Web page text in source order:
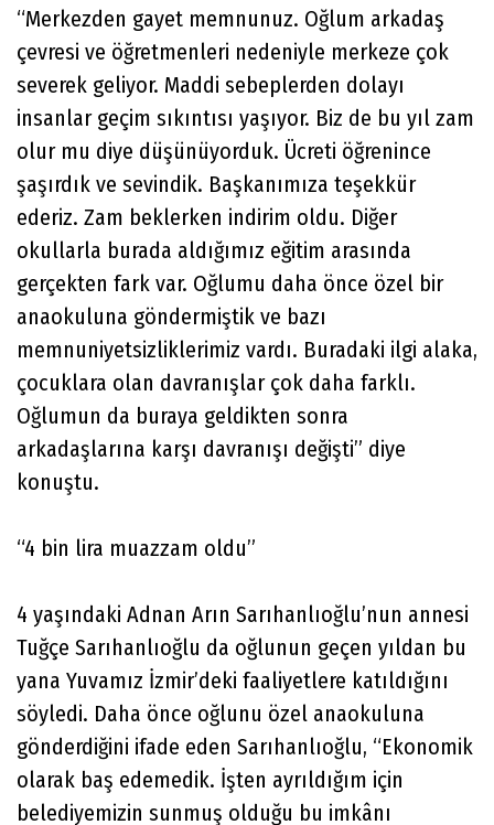
“Merkezden gayet memnunuz. Oğlum arkadaş
çevresi ve öğretmenleri nedeniyle merkeze çok
severek geliyor. Maddi sebeplerden dolayı
insanlar geçim sıkıntısı yaşıyor. Biz de bu yıl zam
olur mu diye düşünüyorduk. Ücreti öğrenince
şaşırdık ve sevindik. Başkanımıza teşekkür
ederiz. Zam beklerken indirim oldu. Diğer
okullarla burada aldığımız eğitim arasında
gerçekten fark var. Oğlumu daha önce özel bir
anaokuluna göndermiştik ve bazı
memnuniyetsizliklerimiz vardı. Buradaki ilgi alaka,
çocuklara olan davranışlar çok daha farklı.
Oğlumun da buraya geldikten sonra
arkadaşlarına karşı davranışı değişti” diye
konuştu.
“4 bin lira muazzam oldu”
4 yaşındaki Adnan Arın Sarıhanlıoğlu’nun annesi
Tuğçe Sarıhanlıoğlu da oğlunun geçen yıldan bu
yana Yuvamız İzmir’deki faaliyetlere katıldığını
söyledi. Daha önce oğlunu özel anaokuluna
gönderdiğini ifade eden Sarıhanlıoğlu, “Ekonomik
olarak baş edemedik. İşten ayrıldığım için
belediyemizin sunmuş olduğu bu imkânı